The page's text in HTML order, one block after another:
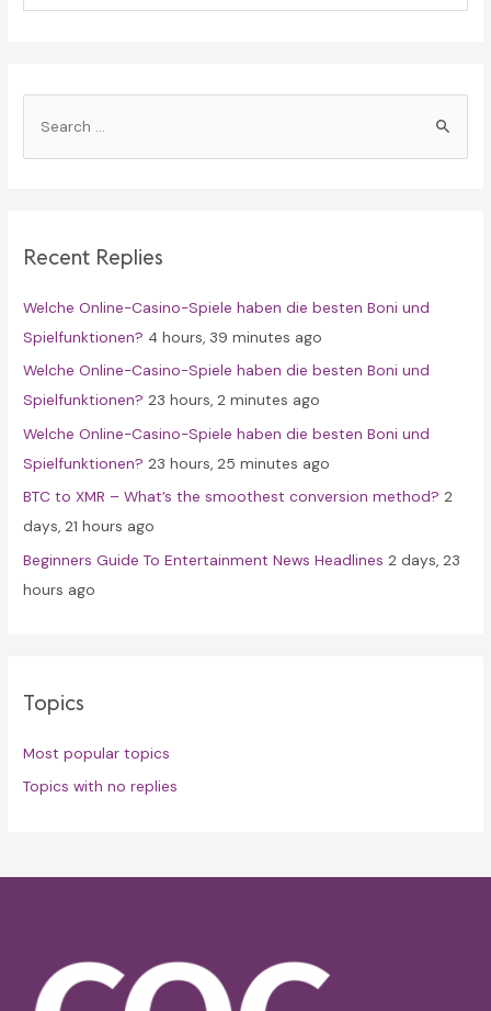
h
o
r
:
Recent Replies
Welche Online-Casino-Spiele haben die besten Boni und
Spielfunktionen? 4 hours, 39 minutes ago
Welche Online-Casino-Spiele haben die besten Boni und
Spielfunktionen? 23 hours, 2 minutes ago
Welche Online-Casino-Spiele haben die besten Boni und
Spielfunktionen? 23 hours, 25 minutes ago
BTC to XMR – What’s the smoothest conversion method? 2
days, 21 hours ago
Beginners Guide To Entertainment News Headlines 2 days, 23
hours ago
Topics
Most popular topics
Topics with no replies